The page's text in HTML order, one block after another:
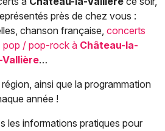
près de chez vous :
chanson française, concerts
pop / pop-rock à Château-la-
…
ainsi que la programmation
année !
les informations pratiques pour